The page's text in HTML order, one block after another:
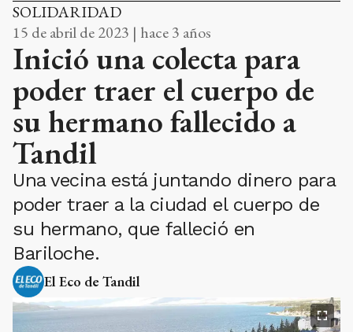
SOLIDARIDAD
15 de abril de 2023 | hace 3 años
Inició una colecta para
poder traer el cuerpo de
su hermano fallecido a
Tandil
Una vecina está juntando dinero para
poder traer a la ciudad el cuerpo de
su hermano, que falleció en
Bariloche.
El Eco de Tandil